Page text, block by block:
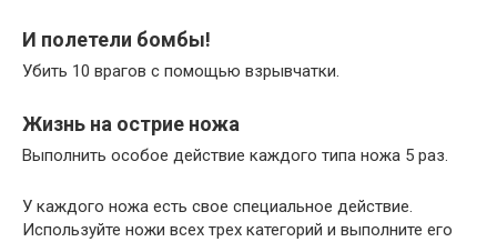
И полетели бомбы!
Убить 10 врагов с помощью взрывчатки.
Жизнь на острие ножа
Выполнить особое действие каждого типа ножа 5 раз.
У каждого ножа есть свое специальное действие.
Используйте ножи всех трех категорий и выполните его